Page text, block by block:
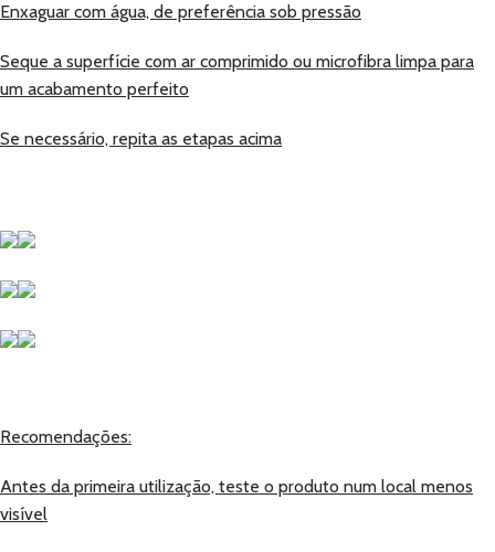
Enxaguar com água, de preferência sob pressão
Seque a superfície com ar comprimido ou microfibra limpa para
um acabamento perfeito
Se necessário, repita as etapas acima
Recomendações:
Antes da primeira utilização, teste o produto num local menos
visível